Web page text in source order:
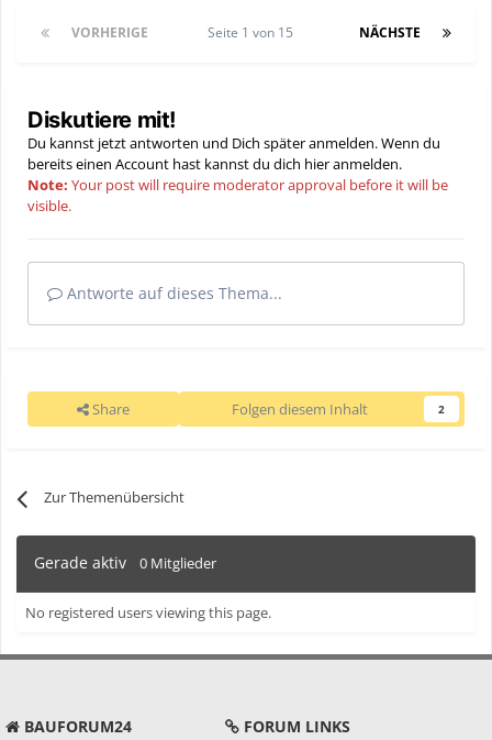
VORHERIGE NÄCHSTE
Seite 1 von 15
Diskutiere mit!
Du kannst jetzt antworten und Dich später anmelden. Wenn du
bereits einen Account hast kannst du dich hieranmelden.
Note: Your post will require moderator approval before it will be
visible.
Antworte auf dieses Thema...
Share Folgen diesem Inhalt 2
Zur Themenübersicht
Gerade aktiv 0 Mitglieder
No registered users viewing this page.
BAUFORUM24 FORUM LINKS